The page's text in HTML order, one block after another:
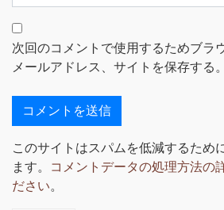
次回のコメントで使用するためブラ
メールアドレス、サイトを保存する。
このサイトはスパムを低減するため
ます。
コメントデータの処理方法の
ださい。